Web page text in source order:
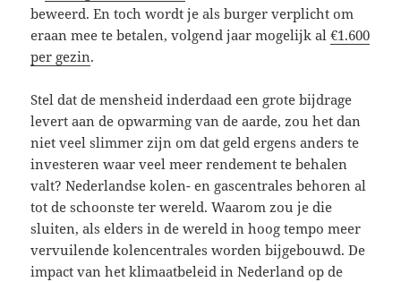
beweerd. En toch wordt je als burger verplicht om
eraan mee te betalen, volgend jaar mogelijk al€1.600
per gezin.
Stel dat de mensheid inderdaad een grote bijdrage
levert aan de opwarming van de aarde, zou het dan
niet veel slimmer zijn om dat geld ergens anders te
investeren waar veel meer rendement te behalen
valt? Nederlandse kolen- en gascentrales behoren al
tot de schoonste ter wereld. Waarom zou je die
sluiten, als elders in de wereld in hoog tempo meer
vervuilende kolencentrales worden bijgebouwd. De
impact van het klimaatbeleid in Nederland op de